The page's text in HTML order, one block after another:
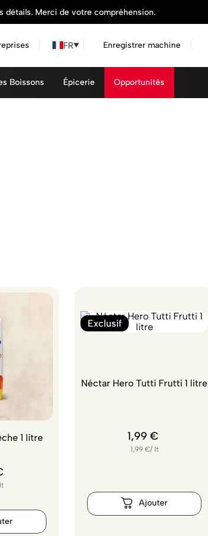
détails. Merci de votre compréhension.
FR▼ Enregistrer machine
Boissons Épicerie Opportunités
1 litre
lt
Exclusif
Néctar Hero Tutti Frutti 1 litre
1,99 €
1,99 €/ lt